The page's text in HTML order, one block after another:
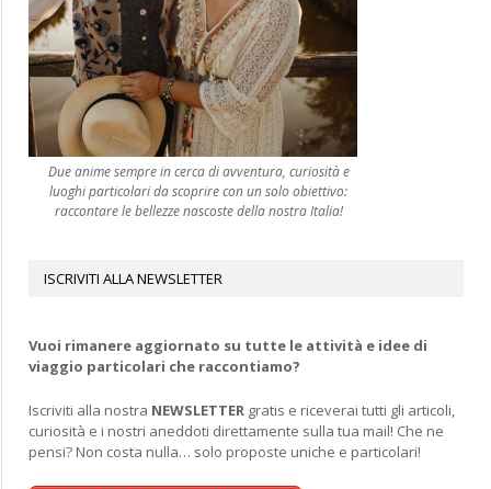
Due anime sempre in cerca di avventura, curiosità e
luoghi particolari da scoprire con un solo obiettivo:
raccontare le bellezze nascoste della nostra Italia!
ISCRIVITI ALLA NEWSLETTER
Vuoi rimanere aggiornato su tutte le attività e idee di
viaggio particolari che raccontiamo?
Iscriviti alla nostra NEWSLETTER gratis e riceverai tutti gli articoli,
curiosità e i nostri aneddoti direttamente sulla tua mail! Che ne
pensi? Non costa nulla… solo proposte uniche e particolari!